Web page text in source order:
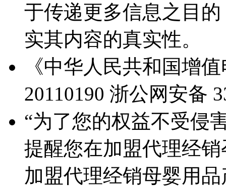
于传递更多信息之目
实其内容的真实性。
《中华人民共和国增
20110190 浙公网安备
“为了您的权益不受侵
提醒您在加盟代理经
加盟代理经销母婴用